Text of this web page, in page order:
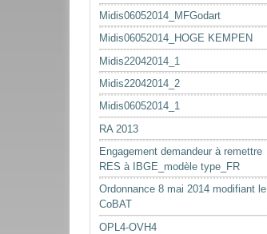
Midis06052014_MFGodart
Midis06052014_HOGE KEMPEN
Midis22042014_1
Midis22042014_2
Midis06052014_1
RA 2013
Engagement demandeur à remettre
RES à IBGE_modèle type_FR
Ordonnance 8 mai 2014 modifiant le
CoBAT
OPL4-OVH4